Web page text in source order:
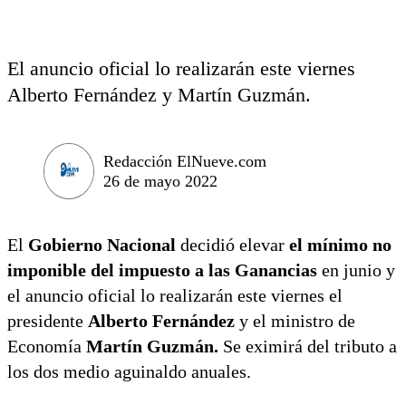
El anuncio oficial lo realizarán este viernes
Alberto Fernández y Martín Guzmán.
Redacción ElNueve.com
26 de mayo 2022
El Gobierno Nacional decidió elevar el mínimo no
imponible del impuesto a las Ganancias en junio y
el anuncio oficial lo realizarán este viernes el
presidente Alberto Fernández y el ministro de
Economía Martín Guzmán. Se eximirá del tributo a
los dos medio aguinaldo anuales.